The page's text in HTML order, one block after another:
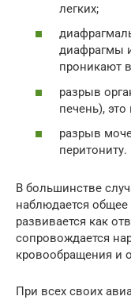
легких;
диафрагмы
проникают
разрыв
печень),
разрыв
перитониту.
В большинстве
наблюдается
развивается как
сопровождается
кровообращения и
При всех своих